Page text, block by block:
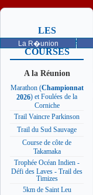
La R�union
LES
PROCHAINES
COURSES
A la Réunion
Marathon (Championnat
2026) et Foulées de la
Corniche
Trail Vaincre Parkinson
Trail du Sud Sauvage
Course de côte de
Takamaka
Trophée Océan Indien -
Défi des Laves - Trail des
Timizes
5km de Saint Leu